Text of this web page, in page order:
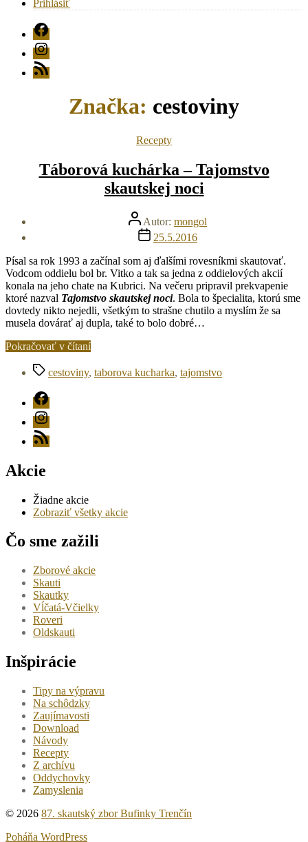
Prihlásiť
FB
Instagram
RSS
Značka: cestoviny
Kategórie
Recepty
Táborová kuchárka – Tajomstvo
skautskej noci
Autor
článku
Autor: mongol
Dátum
článku
25.5.2016
Písal sa rok 1993 a začínal som aj ďalšími rovesníkmi skautovať.
Vodcom oddielu bol br. Vitko a tak sa jedna z oddielových akcií
konala na jeho chate na Kubrici. Na večeru pripravil prekvapenie
ktoré nazval Tajomstvo skautskej noci. Bola to špecialita, ktorú sme
dovtedy nikto nejedli, všetkým to strašne chutilo a myslím že sa
musela dovárať aj dupla, také to bolo dobré…
Pokračovať v čítaní„Táborová
–
Značkycestoviny, taborova kucharka, tajomstvo
FB
Instagram
RSS
Akcie
Žiadne akcie
Zobraziť všetky akcie
Čo sme zažili
Zborové akcie
Skauti
Skautky
Vĺčatá-Včielky
Roveri
Oldskauti
Inšpirácie
Tipy na výpravu
Na schôdzky
Zaujímavosti
Download
Návody
Recepty
Z archívu
Oddychovky
Zamyslenia
© 2026 87. skautský zbor Bufinky Trenčín
Poháňa WordPress